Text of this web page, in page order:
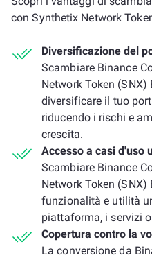
con Synthetix Network
Diversificazione del
Scambiare Binance
Network Token (SNX)
diversificare il tuo
riducendo i rischi e
crescita.
Accesso a casi d'uso
Scambiare Binance
Network Token
funzionalità e utilità
piattaforma, i servizi
Copertura contro la
La conversione da